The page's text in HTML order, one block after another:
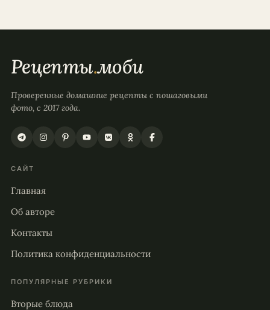
Рецепты.моби
Проверенные домашние рецепты с пошаговыми
фото, с 2017 года.
САЙТ
Главная
Об авторе
Контакты
Политика конфиденциальности
ПОПУЛЯРНЫЕ РУБРИКИ
Вторые блюда